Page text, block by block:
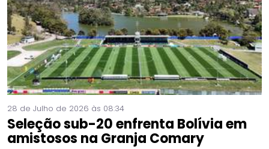
28 de Julho de 2026 às 08:34
Seleção sub-20 enfrenta Bolívia em
amistosos na Granja Comary